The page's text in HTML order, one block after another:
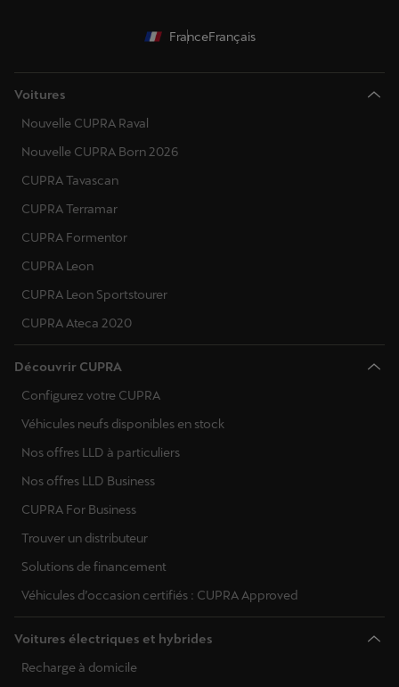
FranceFrançais
Voitures
Nouvelle CUPRA Raval
Nouvelle CUPRA Born 2026
CUPRA Tavascan
CUPRA Terramar
CUPRA Formentor
CUPRA Leon
CUPRA Leon Sportstourer
CUPRA Ateca 2020
Découvrir CUPRA
Configurez votre CUPRA
Véhicules neufs disponibles en stock
Nos offres LLD à particuliers
Nos offres LLD Business
CUPRA For Business
Trouver un distributeur
Solutions de financement
Véhicules d’occasion certifiés : CUPRA Approved
Voitures électriques et hybrides
Recharge à domicile